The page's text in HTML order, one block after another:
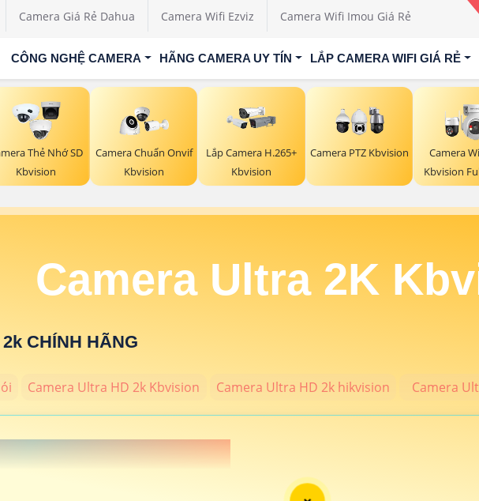
Camera Giá Rẻ Dahua Camera Wifi Ezviz Camera Wifi Imou Giá Rẻ
CÔNG NGHỆ CAMERA HÃNG CAMERA UY TÍN LẮP CAMERA WIFI GIÁ RẺ
Thẻ Nhớ SD
Kbvision
Camera Chuẩn Onvif
Kbvision
Lắp Camera H.265+
Kbvision
Camera PTZ Kbvision
Camera
Kbvision
Camera Ultra 2K
CHÍNH HÃNG
Camera Ultra HD 2k Kbvision Camera Ultra HD 2k hikvision Camera
ẢNH SIÊU SẮT NÉT 2K 💎
nét độ phân giải 4MP trở lên đạt chất lượng 2k thương hiệu camera uy tín bảo hành chính